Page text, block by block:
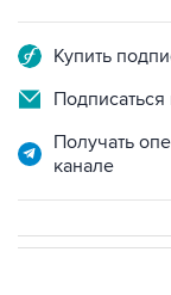
Купить
Подписаться
Получать
канале